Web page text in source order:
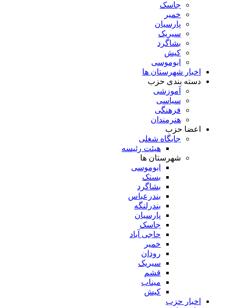
جاسک
خمیر
پارسیان
سیریک
بشاگرد
کیش
ابوموسی
اخبار شهرستان ها
دسته بندی حزب
آموزشی
سیاسی
فرهنگی
هنرمندان
اعضا حزب
جایگاه شغلی
هیئت رئیسه
شهرستان ها
ابوموسی
بستک
بشاگرد
بندرعباس
بندرلنگه
پارسیان
جاسک
حاجی آباد
خمیر
رودان
سیریک
قشم
میناب
کیش
اخبار حزب